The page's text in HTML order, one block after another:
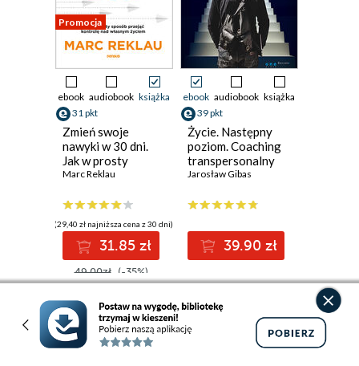
Promocja
ebook audiobook książka
31 pkt
Zmień swoje
nawyki w 30 dni.
Jak w prosty
sposób przejąć
własnym życiem
Marc Reklau
(29,40 zł najniższa cena z 30 dni)
31.85 zł
49.00zł (-35%)
ebook audiobook książka
39 pkt
Życie. Następny
poziom. Coaching
transpersonalny
Jarosław Gibas
39.90 zł